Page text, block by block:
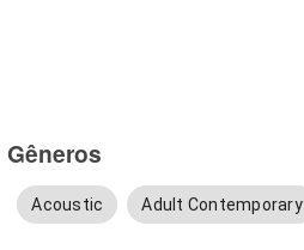
Gêneros
Acoustic Adult Contemporary